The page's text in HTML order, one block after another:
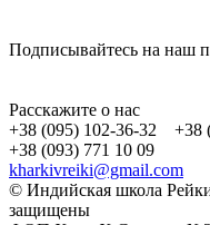
Подписывайтесь на наш
Расскажите о нас
+38 (095) 102-36-32 +38
+38 (093) 771 10 09
kharkivreiki@gmail.com
© Индийская школа
защищены